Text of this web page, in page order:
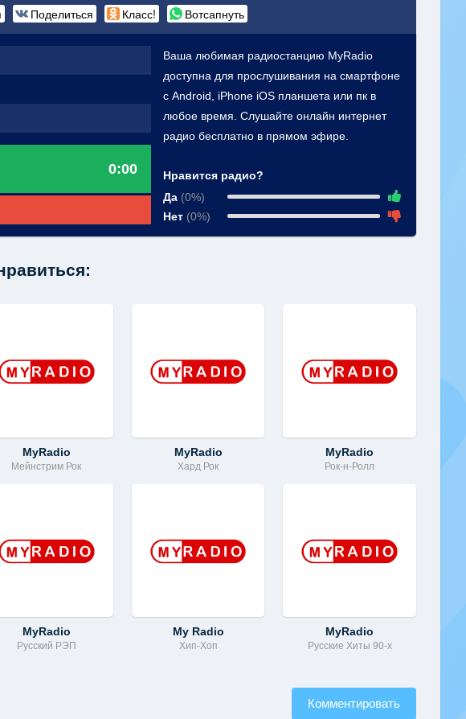
Поделиться Класс! Вотсапнуть
0:00
Ваша любимая радиостанцию MyRadio
доступна для прослушивания на смартфоне
с Android, iPhone iOS планшета или пк в
любое время. Слушайте онлайн интернет
радио бесплатно в прямом эфире.
Нравится радио?
Да (0%)
Нет (0%)
MyRadio
Мейнстрим Рок
MyRadio
Хард Рок
MyRadio
Рок-н-Ролл
MyRadio
Русский РЭП
My Radio
Хип-Хоп
MyRadio
Русские Хиты 90-х
Комментировать